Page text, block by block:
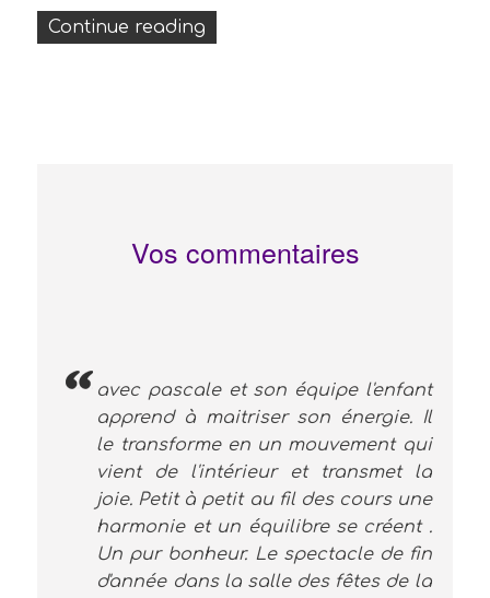
Continue reading
Vos commentaires
avec pascale et son équipe l'enfant
apprend à maitriser son énergie. Il
le transforme en un mouvement qui
vient de l'intérieur et transmet la
joie. Petit à petit au fil des cours une
harmonie et un équilibre se créent .
Un pur bonheur. Le spectacle de fin
d'année dans la salle des fêtes de la